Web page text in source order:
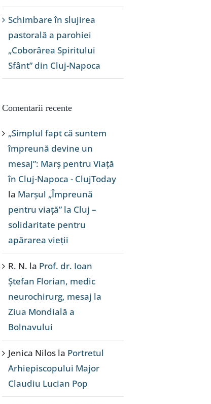
Schimbare în slujirea
pastorală a parohiei
„Coborârea Spiritului
Sfânt” din Cluj-Napoca
Comentarii recente
„Simplul fapt că suntem
împreună devine un
mesaj”: Marș pentru Viață
în Cluj-Napoca - ClujToday
la Marșul „Împreună
pentru viață” la Cluj –
solidaritate pentru
apărarea vieții
R. N. la Prof. dr. Ioan
Ștefan Florian, medic
neurochirurg, mesaj la
Ziua Mondială a
Bolnavului
Jenica Nilos la Portretul
Arhiepiscopului Major
Claudiu Lucian Pop